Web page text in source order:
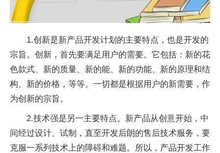
1.创新是新产品开发计划的主要特点，也是开发的
宗旨。创新，首先要满足用户的需要。它包括：新的花
色款式、新的质量、新的能、新的功能、新的原理和结
构、新的价格，等等。一切都是根据用户的新需要，作
为创新的宗旨。
2.技术强是另一主要特点。新产品从创意开始，中
间经过设计、试制，直至开发后朗的售后技术服务，要
克服一系列技术上的障碍和难题。所以，产品开发工作